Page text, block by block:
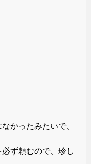
かったみたいで、
ず頼むので、珍し